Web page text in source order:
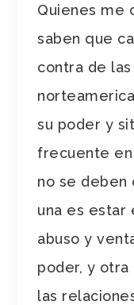
Quienes me
saben que
contra de
su poder y
frecuente en
no se deben
una es estar
abuso y
poder, y otra
las